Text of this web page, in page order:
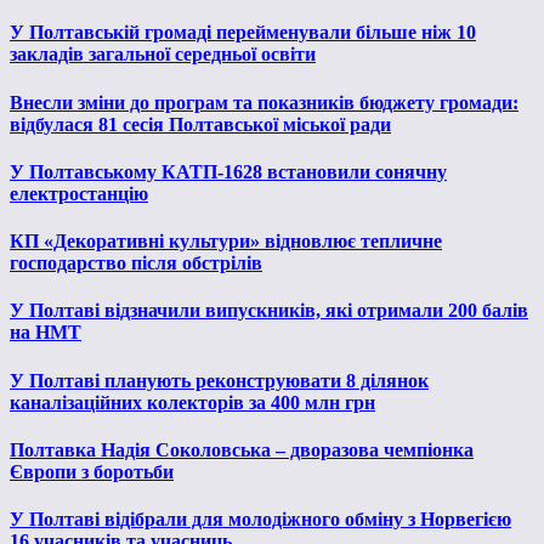
У Полтавській громаді перейменували більше ніж 10
закладів загальної середньої освіти
Внесли зміни до програм та показників бюджету громади:
відбулася 81 сесія Полтавської міської ради
У Полтавському КАТП-1628 встановили сонячну
електростанцію
КП «Декоративні культури» відновлює тепличне
господарство після обстрілів
У Полтаві відзначили випускників, які отримали 200 балів
на НМТ
У Полтаві планують реконструювати 8 ділянок
каналізаційних колекторів за 400 млн грн
Полтавка Надія Соколовська – дворазова чемпіонка
Європи з боротьби
У Полтаві відібрали для молодіжного обміну з Норвегією